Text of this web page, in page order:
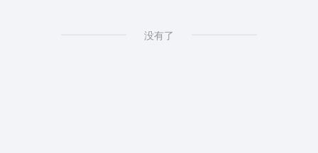
没有了